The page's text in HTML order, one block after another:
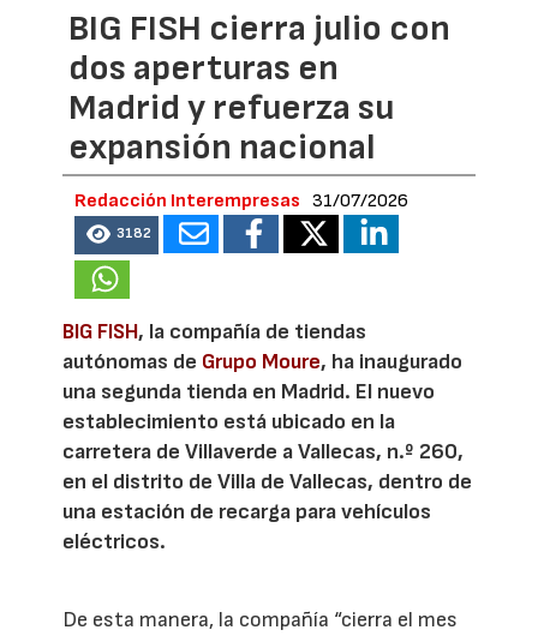
BIG FISH cierra julio con
dos aperturas en
Madrid y refuerza su
expansión nacional
Redacción Interempresas 31/07/2026
3182
BIG FISH, la compañía de tiendas
autónomas de Grupo Moure, ha inaugurado
una segunda tienda en Madrid. El nuevo
establecimiento está ubicado en la
carretera de Villaverde a Vallecas, n.º 260,
en el distrito de Villa de Vallecas, dentro de
una estación de recarga para vehículos
eléctricos.
De esta manera, la compañía “cierra el mes